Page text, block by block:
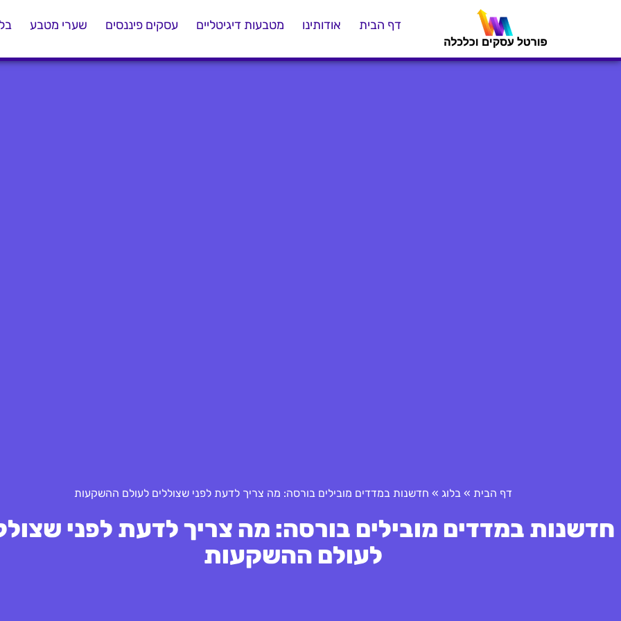
דף הבית אודותינו מטבעות דיגיטליים עסקים פיננסים שערי מטבע
דף הבית » בלוג » חדשנות במדדים מובילים בורסה: מה צריך לדעת לפני שצוללים לעולם ההשקעות
חדשנות במדדים מובילים בורסה: מה צריך לדעת לפני
לעולם ההשקעות